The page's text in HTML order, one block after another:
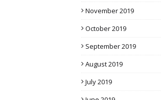
November 2019
October 2019
September 2019
August 2019
July 2019